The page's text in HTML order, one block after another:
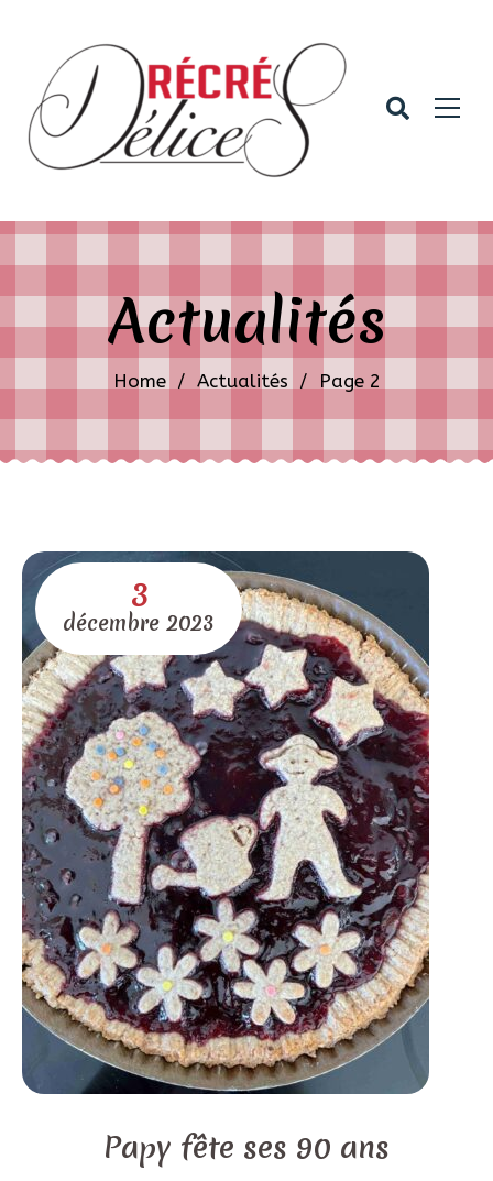
Actualités
Home / Actualités / Page 2
3
décembre 2023
Papy fête ses 90 ans